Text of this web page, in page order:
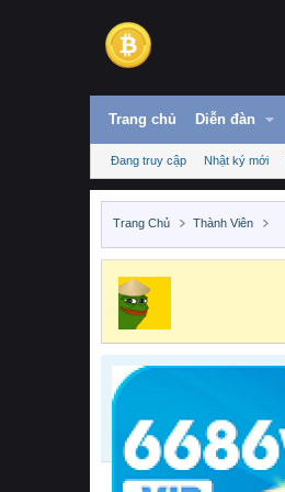
Trang chủ Diễn đàn
Đang truy cập Nhật ký mới
Trang Chủ Thành Viên